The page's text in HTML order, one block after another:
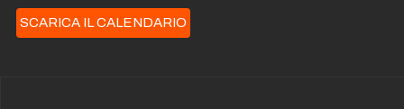
SCARICA IL CALENDARIO